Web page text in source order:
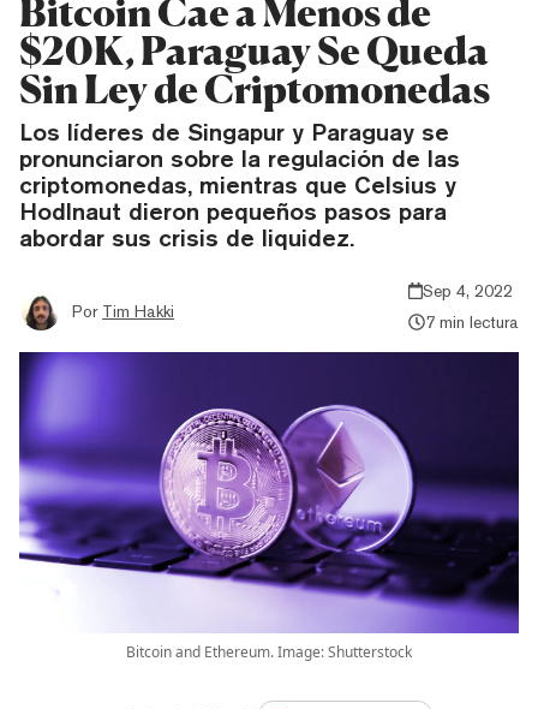
Bitcoin Cae a Menos de
$20K, Paraguay Se Queda
Sin Ley de Criptomonedas
Los líderes de Singapur y Paraguay se
pronunciaron sobre la regulación de las
criptomonedas, mientras que Celsius y
Hodlnaut dieron pequeños pasos para
abordar sus crisis de liquidez.
Por Tim Hakki
Sep 4, 2022
7 min lectura
Bitcoin and Ethereum. Image: Shutterstock